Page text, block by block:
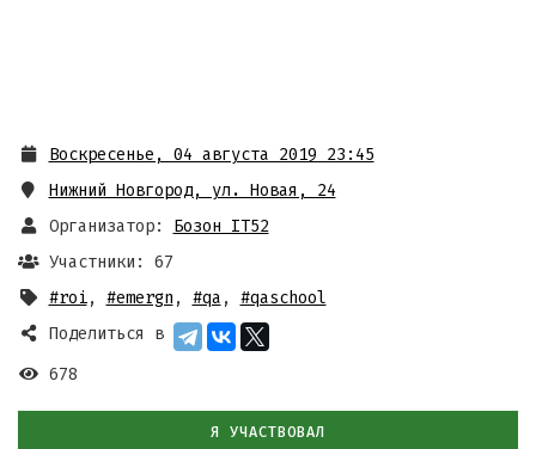
Воскресенье, 04 августа 2019 23:45
Нижний Новгород, ул. Новая, 24
Организатор:
Бозон IT52
Участники: 67
#roi, #emergn , #qa , #qaschool
Поделиться в
678
Я УЧАСТВОВАЛ